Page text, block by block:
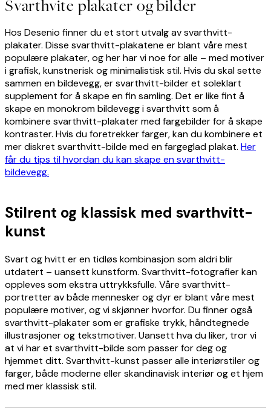
Svarthvite plakater og bilder
Hos Desenio finner du et stort utvalg av svarthvitt-
plakater. Disse svarthvitt-plakatene er blant våre mest
populære plakater, og her har vi noe for alle – med motiver
i grafisk, kunstnerisk og minimalistisk stil. Hvis du skal sette
sammen en bildevegg, er svarthvitt-bilder et soleklart
supplement for å skape en fin samling. Det er like fint å
skape en monokrom bildevegg i svarthvitt som å
kombinere svarthvitt-plakater med fargebilder for å skape
kontraster. Hvis du foretrekker farger, kan du kombinere et
mer diskret svarthvitt-bilde med en fargeglad plakat. Her
får du tips til hvordan du kan skape en svarthvitt-
bildevegg.
Stilrent og klassisk med svarthvitt-
kunst
Svart og hvitt er en tidløs kombinasjon som aldri blir
utdatert – uansett kunstform. Svarthvitt-fotografier kan
oppleves som ekstra uttrykksfulle. Våre svarthvitt-
portretter av både mennesker og dyr er blant våre mest
populære motiver, og vi skjønner hvorfor. Du finner også
svarthvitt-plakater som er grafiske trykk, håndtegnede
illustrasjoner og tekstmotiver. Uansett hva du liker, tror vi
at vi har et svarthvitt-bilde som passer for deg og
hjemmet ditt. Svarthvitt-kunst passer alle interiørstiler og
farger, både moderne eller skandinavisk interiør og et hjem
med mer klassisk stil.